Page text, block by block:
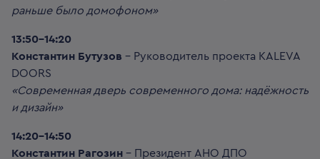
раньше было домофоном»
13:50-14:20
Константин Бутузов – Руководитель проекта KALEVA
DOORS
«Современная дверь современного дома: надёжность
и дизайн»
14:20-14:50
Константин Рагозин – Президент АНО ДПО